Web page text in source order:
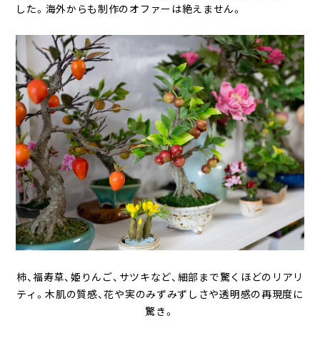
した。海外からも制作のオファーは絶えません。
柿、福寿草、姫りんご、サツキなど、細部まで驚くほどのリアリ
ティ。木肌の質感、花や実のみずみずしさや透明感の再現度に
驚き。